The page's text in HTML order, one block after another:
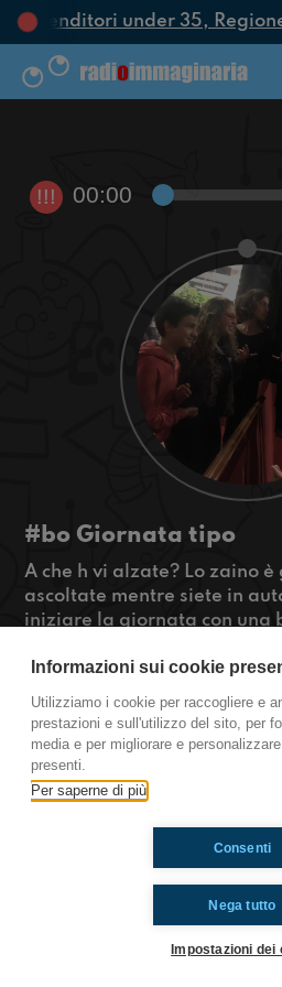
under 35,
!!! 00:00
#bo Giornata tipo
A che h vi alzate? Lo zaino
ascoltate mentre siete in
iniziare la giornata con una
bella mostra, un po' di
con concerto!
#OkkinSu #TwentyOnePilots
Bologna
Ti è piaciuto? Condividilo!
Informazioni sui cookie
Utilizziamo i cookie per raccogliere e
prestazioni e sull'utilizzo del sito, per
media e per migliorare e
presenti.
Per saperne di più
Nega tutto
Consenti
Impostazioni dei